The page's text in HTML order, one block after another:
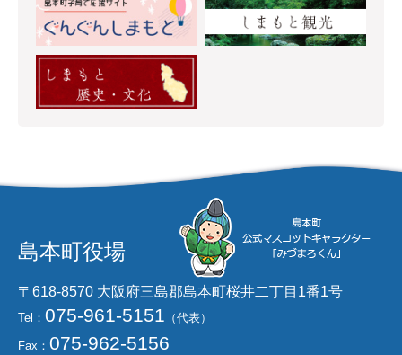
島本町役場
〒618-8570 大阪府三島郡島本町桜井二丁目1番1号
Tel： 075-961-5151 （代表）
Fax： 075-962-5156